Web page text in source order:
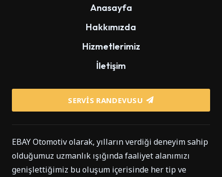
Anasayfa
Hakkımızda
Hizmetlerimiz
İletişim
SERVIS RANDEVUSU
EBAY Otomotiv olarak, yılların verdiği deneyim sahip
olduğumuz uzmanlık ışığında faaliyet alanımızı
genişlettiğimiz bu oluşum içerisinde her tip ve